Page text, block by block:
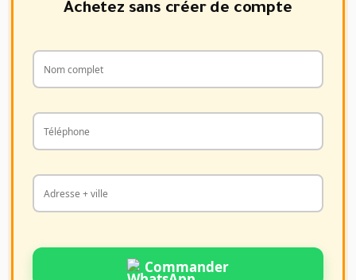
Achetez sans créer de compte
Commander